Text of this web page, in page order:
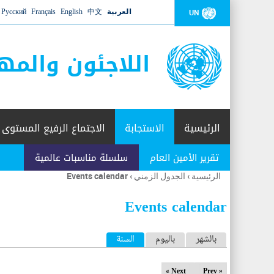
UN العربية 中文
English
Français
Русский
اللاجئون
الرئيسية الاستجابة
تقرير الأمين العام سلسلة مناسبات عالمية
الاجتماع الرفيع المستوى
أنت
هنا
الرئيسية › الجدول الزمني ›
Events calendar
Events calendar
ا
ل
بالشهر باليوم السنة (علامة التبويب النشطة)